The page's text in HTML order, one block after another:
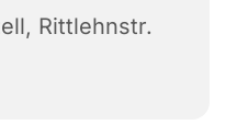
Rittlehnstr.